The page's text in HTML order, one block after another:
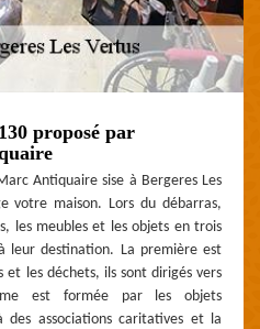
proposé par
Antiquaire sise à Bergeres Les
votre maison. Lors du débarras,
les meubles et les objets en trois
leur destination. La première est
les déchets, ils sont dirigés vers
est formée par les objets
des associations caritatives et la